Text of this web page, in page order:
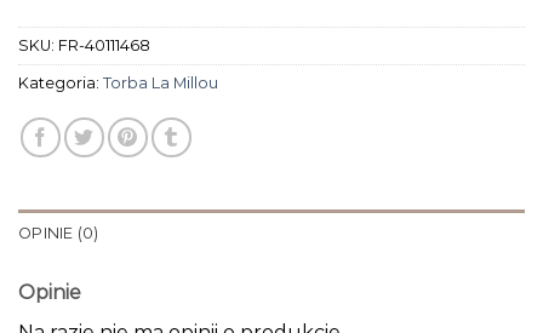
SKU: FR-40111468
Kategoria: Torba La Millou
OPINIE (0)
Opinie